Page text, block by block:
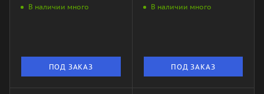
В наличии много
ПОД ЗАКАЗ
В наличии много
ПОД ЗАКАЗ